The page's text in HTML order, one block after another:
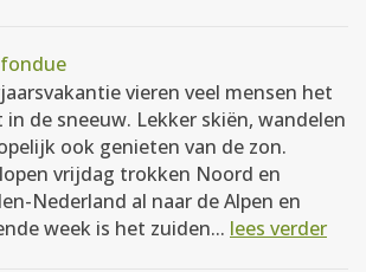
vieren veel mensen het
in de sneeuw. Lekker skiën, wandelen
ook genieten van de zon.
vrijdag trokken Noord en
Nederland al naar de Alpen en
week is het zuiden... lees verder